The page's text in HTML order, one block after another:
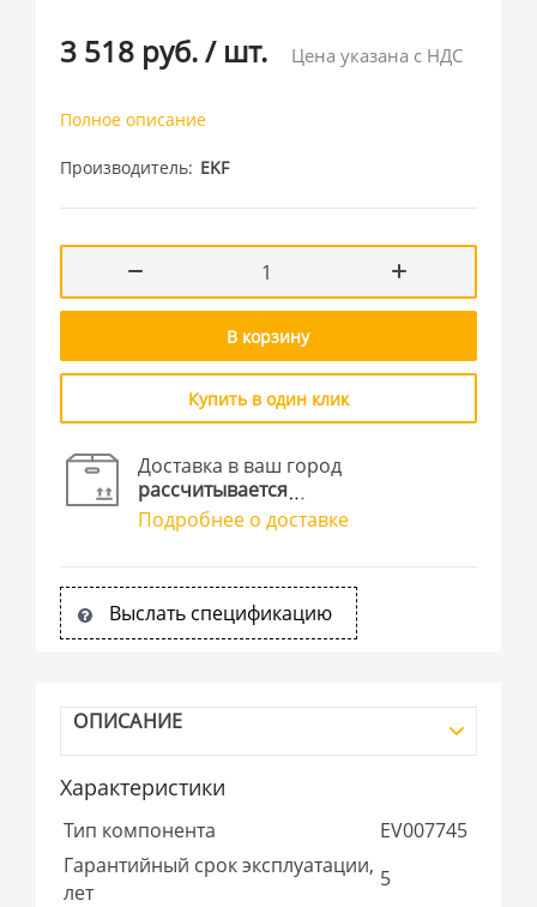
3 518 руб./ шт. Цена указана с НДС
Полное описание
Производитель EKF
В корзину
Купить в один клик
Доставка в ваш город
рассчитывается
Подробнее о доставке
Выслать спецификацию
ОПИСАНИЕ
Характеристики
Тип компонента
EV007745
Гарантийный срок эксплуатации,
лет
5